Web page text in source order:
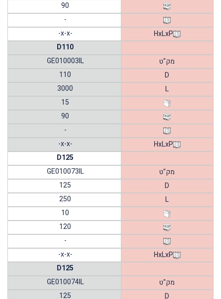
90
-
HxLxP
-x-x-
D110
מק"ט
GE010003IL
D
110
L
3000
15
90
-
HxLxP
-x-x-
D125
מק"ט
GE010073IL
D
125
L
250
10
120
-
HxLxP
-x-x-
D125
מק"ט
GE010074IL
D
125